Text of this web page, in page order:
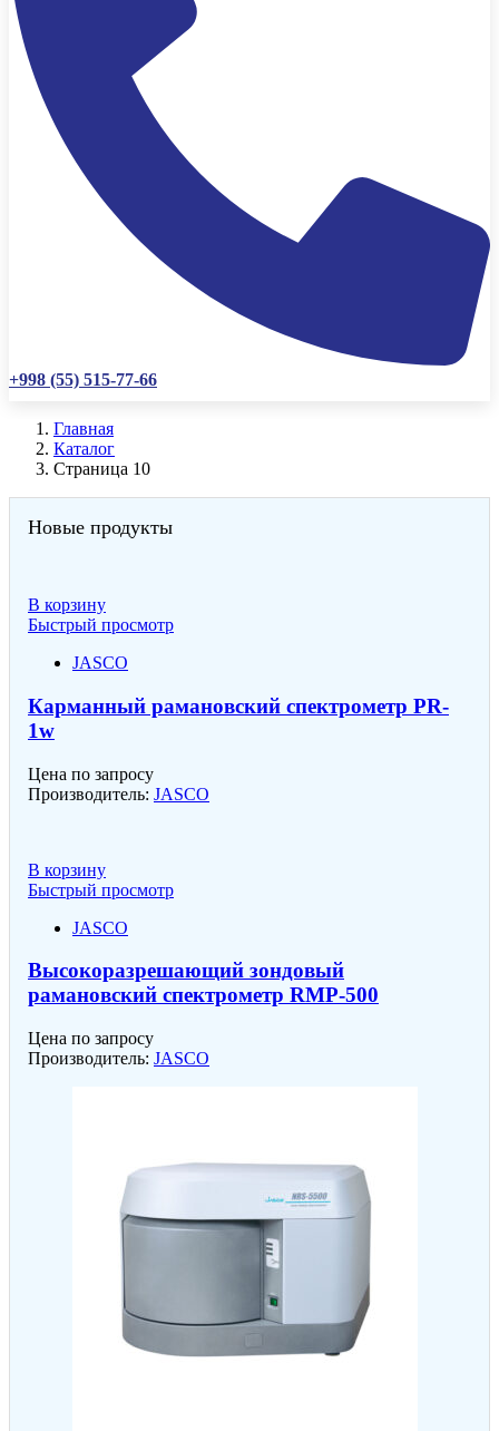
+998 (55) 515-77-66
Главная
Каталог
Страница 10
Новые продукты
В корзину
Быстрый просмотр
JASCO
Карманный рамановский спектрометр PR-
1w
Цена по запросу
Производитель: JASCO
В корзину
Быстрый просмотр
JASCO
Высокоразрешающий зондовый
рамановский спектрометр RMP-500
Цена по запросу
Производитель: JASCO